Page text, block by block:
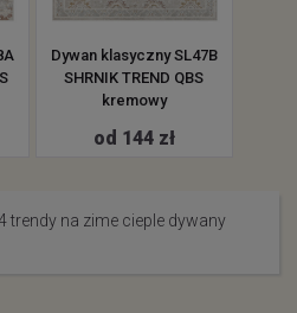
Dywan klasyczny SL47B
SHRNIK TREND QBS
kremowy
od 144 zł
trendy na zime cieple dywany